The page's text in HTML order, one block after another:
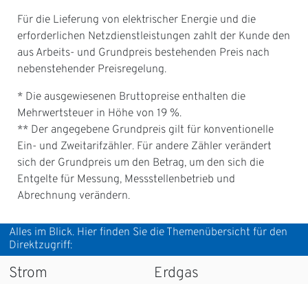
Für die Lieferung von elektrischer Energie und die
erforderlichen Netzdienstleistungen zahlt der Kunde den
aus Arbeits- und Grundpreis bestehenden Preis nach
nebenstehender Preisregelung.
* Die ausgewiesenen Bruttopreise enthalten die
Mehrwertsteuer in Höhe von 19 %.
** Der angegebene Grundpreis gilt für konventionelle
Ein- und Zweitarifzähler. Für andere Zähler verändert
sich der Grundpreis um den Betrag, um den sich die
Entgelte für Messung, Messstellenbetrieb und
Abrechnung verändern.
Alles im Blick. Hier finden Sie die Themenübersicht für den
Direktzugriff:
Strom Erdgas